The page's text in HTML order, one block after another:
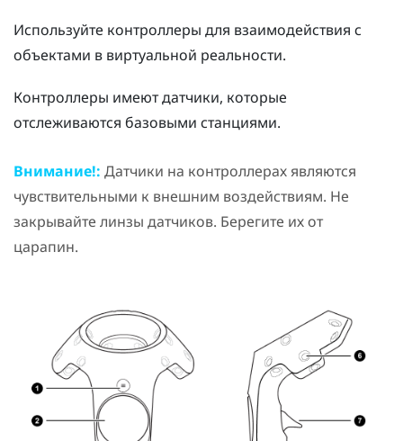
Используйте контроллеры для взаимодействия с
объектами в виртуальной реальности.
Контроллеры имеют датчики, которые
отслеживаются базовыми станциями.
Внимание!: Датчики на контроллерах являются
чувствительными к внешним воздействиям. Не
закрывайте линзы датчиков. Берегите их от
царапин.